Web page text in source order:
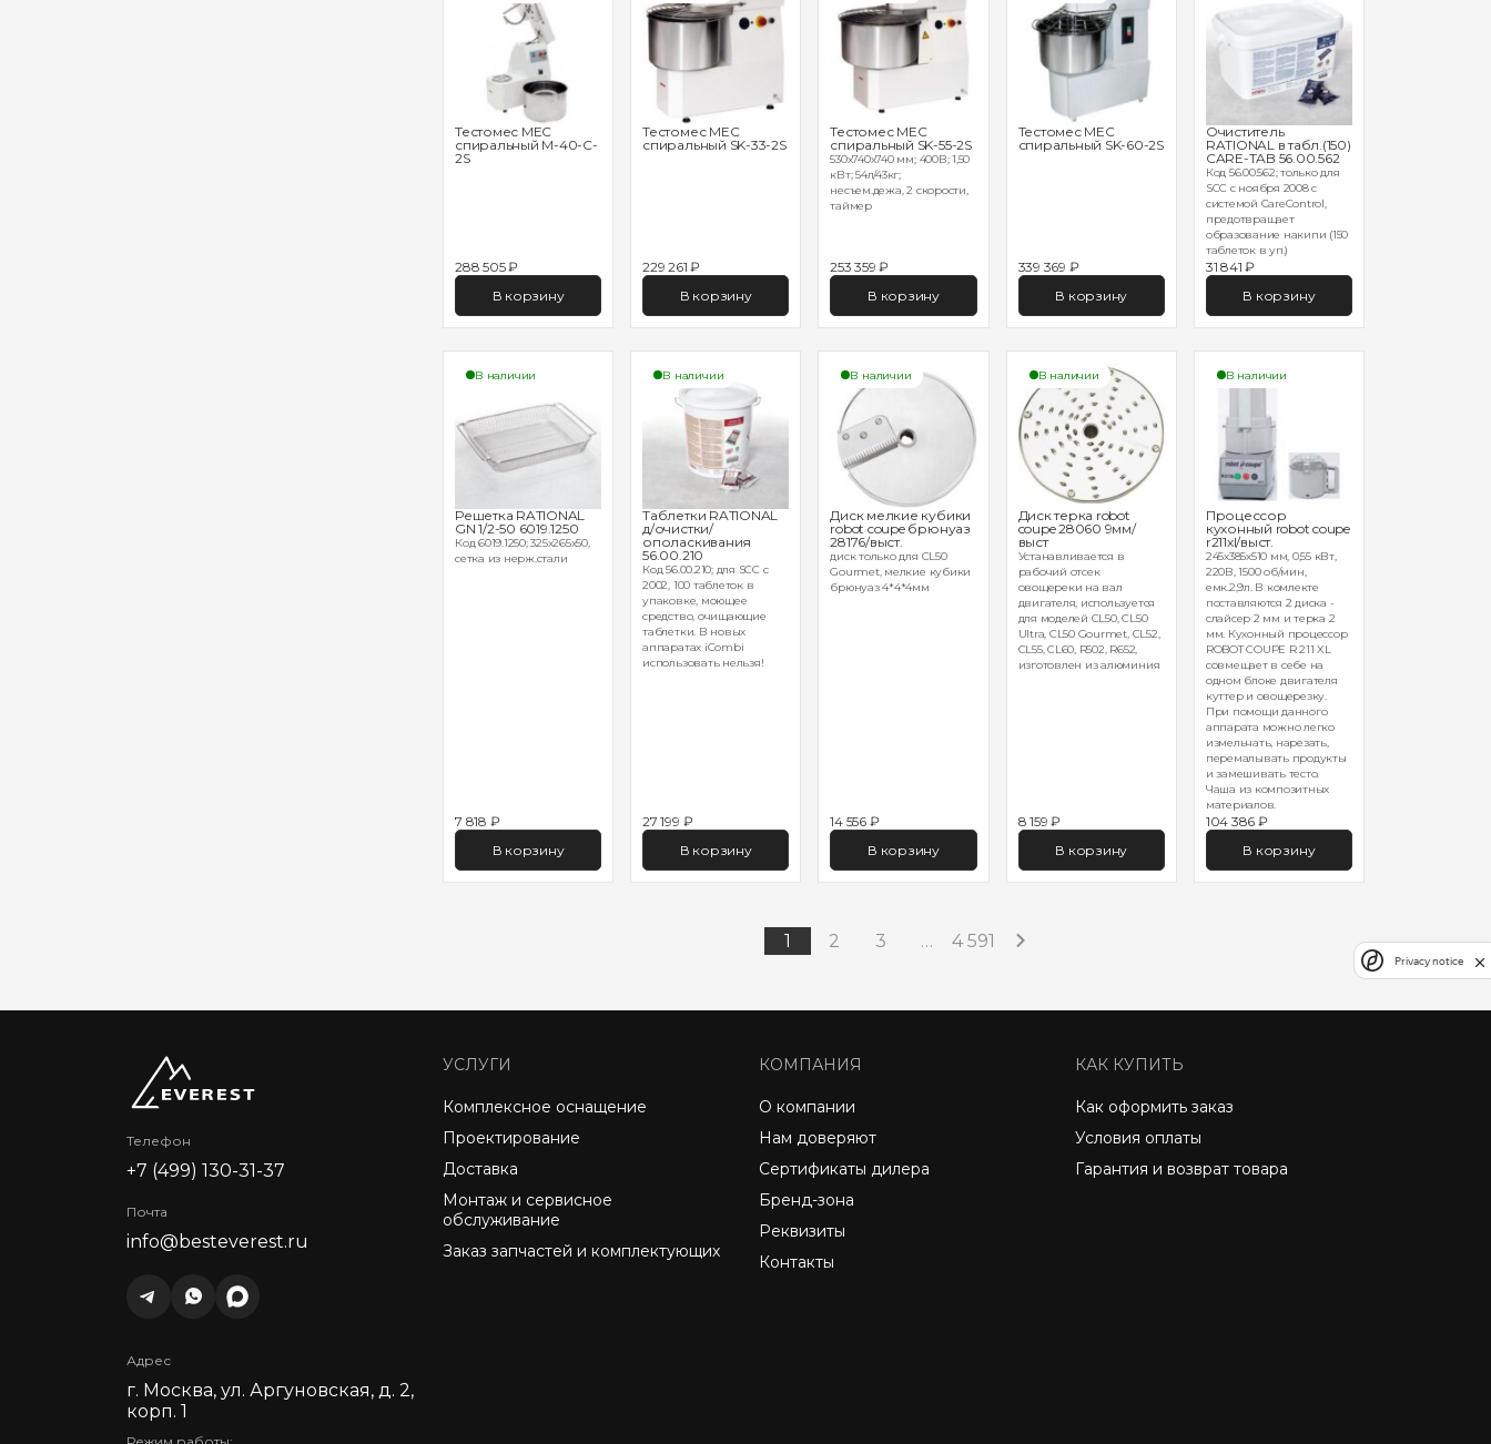
Тестомес MEC
спиральный M-40-C-
2S
288 505 ₽
В корзину
Тестомес MEC
спиральный SK-33-2S
229 261 ₽
В корзину
Тестомес MEC
спиральный SK-55-2S
530х740х740 мм; 400В; 1,50
кВт; 54л/43кг;
несъем.дежа, 2 скорости,
таймер
253 359 ₽
В корзину
Тестомес MEC
спиральный SK-60-2S
339 369 ₽
В корзину
Очиститель
RATIONAL в табл.(150)
CARE-TAB 56.00.562
Код 56.00.562; только для
SCC с ноября 2008 с
системой CareControl,
предотвращает
образование накипи (150
таблеток в уп.)
31 841 ₽
В корзину
В наличии
Решетка RATIONAL
GN 1/2-50 6019.1250
Код 6019.1250; 325х265х50,
сетка из нерж.стали
7 818 ₽
В корзину
В наличии
Таблетки RATIONAL
д/очистки/
ополаскивания
56.00.210
Код 56.00.210; для SCC с
2002, 100 таблеток в
упаковке, моющее
средство, очищающие
таблетки. В новых
аппаратах iCombi
использовать нельзя!
27 199 ₽
В корзину
В наличии
Диск мелкие кубики
robot coupe брюнуаз
28176/выст.
диск только для CL50
Gourmet, мелкие кубики
брюнуаз 4*4*4мм
14 556 ₽
В корзину
В наличии
Диск терка robot
coupe 28060 9мм/
выст
Устанавливается в
рабочий отсек
овощереки на вал
двигателя, используется
для моделей CL50, CL50
Ultra, CL50 Gourmet, CL52,
CL55, CL60, R502, R652,
изготовлен из алюминия
8 159 ₽
В корзину
В наличии
Процессор
кухонный robot coupe
r211xl/выст.
245х385х510 мм, 0,55 кВт,
220В, 1500 об/мин,
емк.2,9л. В комлекте
поставляются 2 диска -
слайсер 2 мм и терка 2
мм. Кухонный процессор
ROBOT COUPE R 211 XL
совмещает в себе на
одном блоке двигателя
куттер и овощерезку.
При помощи данного
аппарата можно легко
измельчать, нарезать,
перемалывать продукты
и замешивать тесто.
Чаша из композитных
материалов.
104 386 ₽
В корзину
1 2 3 … 4 591
Телефон
+7 (499) 130-31-37
Почта
info@besteverest.ru
Адрес
г. Москва, ул. Аргуновская, д. 2,
корп. 1
УСЛУГИ
Комплексное оснащение
Проектирование
Доставка
Монтаж и сервисное
обслуживание
Заказ запчастей и комплектующих
КОМПАНИЯ
О компании
Нам доверяют
Сертификаты дилера
Бренд-зона
Реквизиты
Контакты
КАК КУПИТЬ
Как оформить заказ
Условия оплаты
Гарантия и возврат товара
Privacy notice